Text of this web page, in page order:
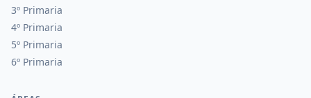
3º Primaria
4º Primaria
5º Primaria
6º Primaria